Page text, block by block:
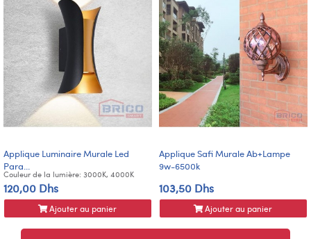
Applique Luminaire Murale Led
Para...
Couleur de la lumière: 3000K, 4000K
120,00 Dhs
Ajouter au panier
Applique Safi Murale Ab+Lampe
9w-6500k
103,50 Dhs
Ajouter au panier